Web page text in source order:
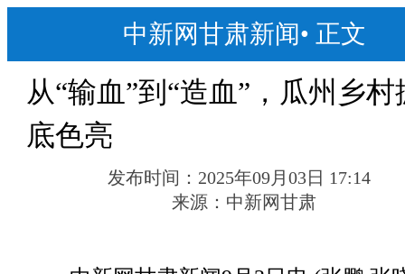
中新网甘肃新闻• 正文
从“输血”到“造血”，瓜州乡村
底色亮
发布时间： 2025年09月03日 17:14
来源： 中新网甘肃